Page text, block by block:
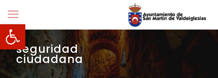
Abrir barra de herramientas
seguridad
ciudadana